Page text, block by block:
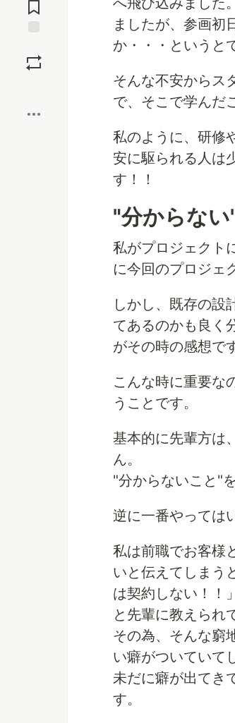
ましたが、参画初
か・・・というと
そんな不安からス
で、そこで学んだ
私のように、研修
安に駆られる人は
す！！
"分からな
私がプロジェクト
に今回のプロジェ
しかし、既存の設
てあるのかも良く
がその時の感想で
こんな時に重要な
うことです。
基本的に先輩方は
ん。
"分からないこと"
逆に一番やっては
私は前職でお客様
いと伝えてしまう
は契約しない！！
と先輩に教えられ
その為、そんな窮
い癖がついていて
未だに癖が出てき
す。